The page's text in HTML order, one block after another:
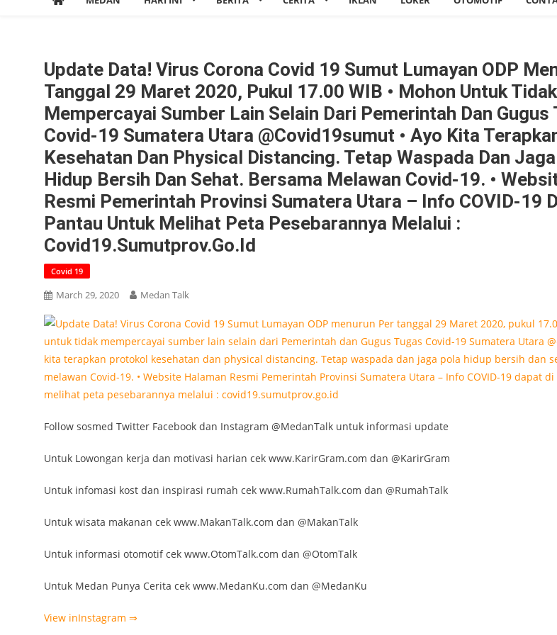
Update Data! Virus Corona Covid 19 Sumut Lumayan ODP
Tanggal 29 Maret 2020, Pukul 17.00 WIB • Mohon Untuk Tidak
Mempercayai Sumber Lain Selain Dari Pemerintah Dan Gugus
Covid-19 Sumatera Utara @covid19sumut • Ayo Kita
Kesehatan Dan Physical Distancing. Tetap Waspada Dan
Hidup Bersih Dan Sehat. Bersama Melawan Covid-19. •
Resmi Pemerintah Provinsi Sumatera Utara – Info COVID-19
Pantau Untuk Melihat Peta Pesebarannya Melalui :
Covid19.sumutprov.go.id
Covid 19
March 29, 2020 Medan Talk
Follow sosmed Twitter Facebook dan Instagram @MedanTalk untuk informasi update
Untuk Lowongan kerja dan motivasi harian cek www.KarirGram.com dan @KarirGram
Untuk infomasi kost dan inspirasi rumah cek www.RumahTalk.com dan @RumahTalk
Untuk wisata makanan cek www.MakanTalk.com dan @MakanTalk
Untuk informasi otomotif cek www.OtomTalk.com dan @OtomTalk
Untuk Medan Punya Cerita cek www.MedanKu.com dan @MedanKu
View inInstagram ⇒